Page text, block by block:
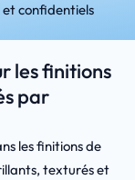
et confidentiels
les finitions
par
les finitions de
texturés et